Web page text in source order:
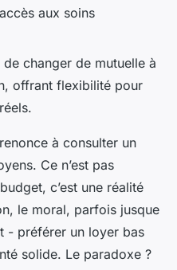
aux soins
changer de mutuelle à
offrant flexibilité pour
à consulter un
Ce n’est pas
c’est une réalité
le moral, parfois jusque
- préférer un loyer bas
solide. Le paradoxe ?